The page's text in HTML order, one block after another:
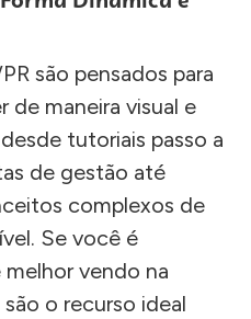
são pensados para
de maneira visual e
tutoriais passo a
de gestão até
complexos de
Se você é
vendo na
o recurso ideal